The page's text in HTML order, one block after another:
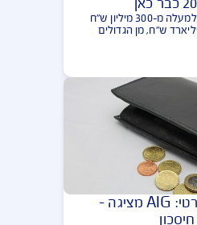
סל התרופות הוגדל בלמעלה מ-300 מיליון ש"ח
6 מיליארד ש"ח, מן הגדולים
זה הזמן לבדוק את